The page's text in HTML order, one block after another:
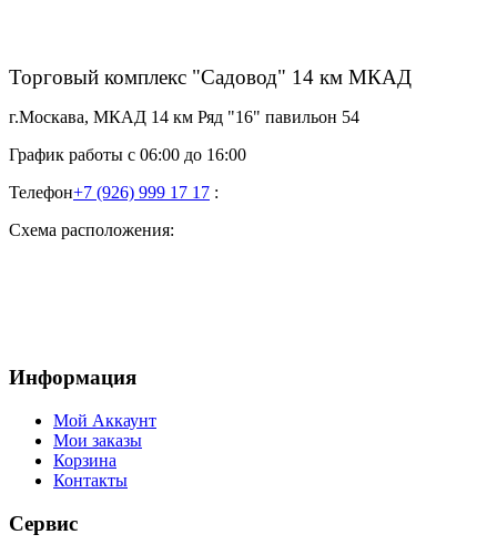
Торговый комплекс "Садовод" 14 км МКАД
г.Москава, МКАД 14 км Ряд "16" павильон 54
График работы с 06:00 до 16:00
Телефон+7 (926) 999 17 17 :
Схема расположения:
Информация
Мой Аккаунт
Мои заказы
Корзина
Контакты
Сервис